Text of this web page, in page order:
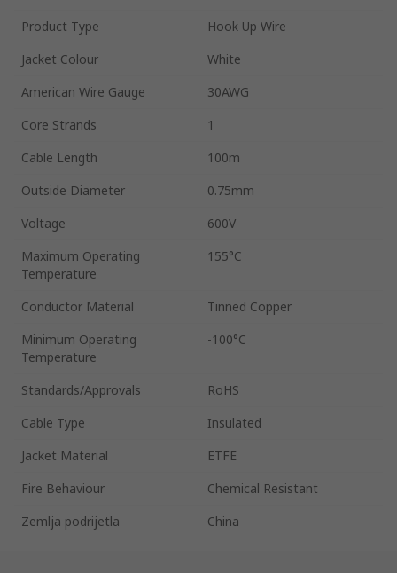
Product Type
Hook Up Wire
Jacket Colour
White
American Wire Gauge
30AWG
Core Strands
1
Cable Length
100m
Outside Diameter
0.75mm
Voltage
600V
Maximum Operating
Temperature
155°C
Conductor Material
Tinned Copper
Minimum Operating
Temperature
-100°C
Standards/Approvals
RoHS
Cable Type
Insulated
Jacket Material
ETFE
Fire Behaviour
Chemical Resistant
Zemlja podrijetla
China